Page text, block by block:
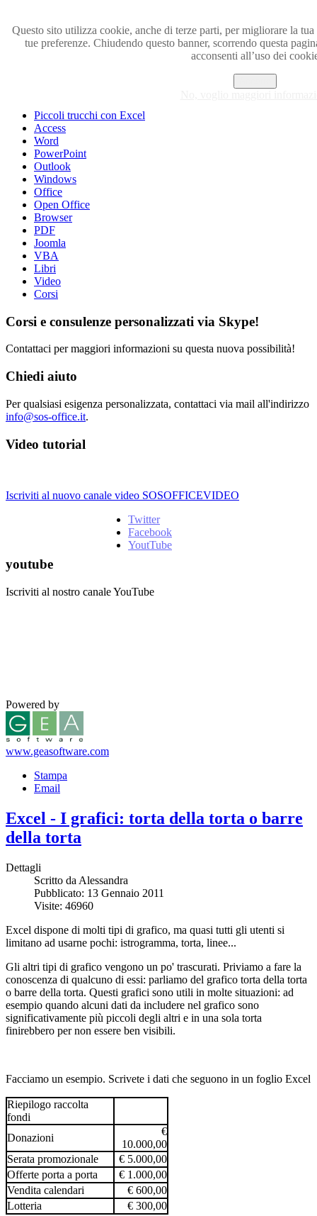
Questo sito utilizza cookie, anche di terze parti, per migliorare la
tue preferenze. Chiudendo questo banner, scorrendo questa
acconsenti all’uso dei
Visita i forum di SOS-OFFICE
Piccoli trucchi con Excel
Access
Word
PowerPoint
Outlook
Windows
Office
Open Office
Browser
PDF
Joomla
VBA
Libri
Video
Corsi
Corsi e consulenze personalizzati via Skype!
Contattaci per maggiori informazioni su questa nuova possibilità!
Chiedi aiuto
Per qualsiasi esigenza personalizzata, contattaci via mail all'indirizzo
info@sos-office.it.
Video tutorial
Iscriviti al nuovo canale video SOSOFFICEVIDEO
Twitter
Facebook
YoutTube
youtube
Iscriviti al nostro canale YouTube
Powered by
www.geasoftware.com
Stampa
Email
Excel - I grafici: torta della torta o barre
della torta
Dettagli
Scritto da Alessandra
Pubblicato: 13 Gennaio 2011
Visite: 46960
Excel dispone di molti tipi di grafico, ma quasi tutti gli utenti si
limitano ad usarne pochi: istrogramma, torta, linee...
Gli altri tipi di grafico vengono un po' trascurati. Priviamo a fare la
conoscenza di qualcuno di essi: parliamo del grafico torta della torta
o barre della torta. Questi grafici sono utili in molte situazioni: ad
esempio quando alcuni dati da includere nel grafico sono
significativamente più piccoli degli altri e in una sola torta
finirebbero per non essere ben visibili.
Facciamo un esempio. Scrivete i dati che seguono in un foglio Excel
Riepilogo raccolta
fondi
Donazioni
€
10.000,00
Serata promozionale
€ 5.000,00
Offerte porta a porta
€ 1.000,00
Vendita calendari
€ 600,00
Lotteria
€ 300,00